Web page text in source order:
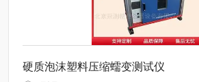
硬质泡沫塑料压缩蠕变测试仪